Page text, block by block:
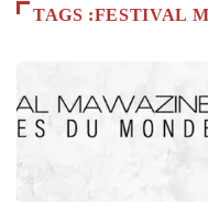
TAGS :FESTIVAL